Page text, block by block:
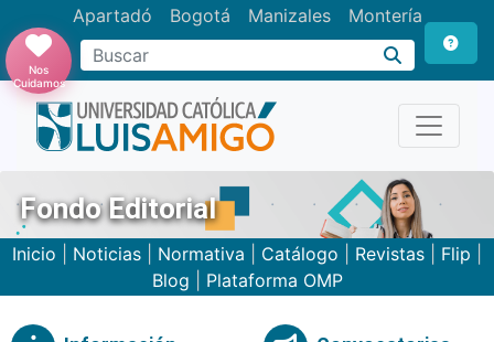
Apartadó Bogotá Manizales Montería
Buscar
Nos
Cuidamos
Fondo Editorial
Inicio Noticias Normativa Catálogo Revistas Flip
Blog
Plataforma OMP